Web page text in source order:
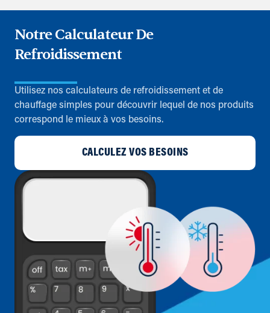
Notre Calculateur De
Refroidissement
Utilisez nos calculateurs de refroidissement et de
chauffage simples pour découvrir lequel de nos produits
correspond le mieux à vos besoins.
CALCULEZ VOS BESOINS